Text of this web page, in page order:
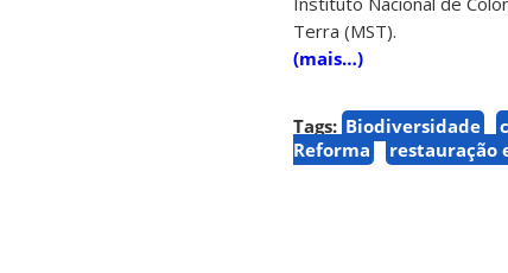
Terra (MST).
(mais…)
Tags: Biodiversidade
Reforma
restauração